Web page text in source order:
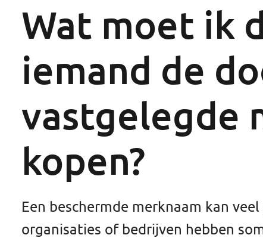
Wat moet ik
iemand de
vastgelegde
kopen?
Een beschermde merknaam kan
organisaties of bedrijven hebben